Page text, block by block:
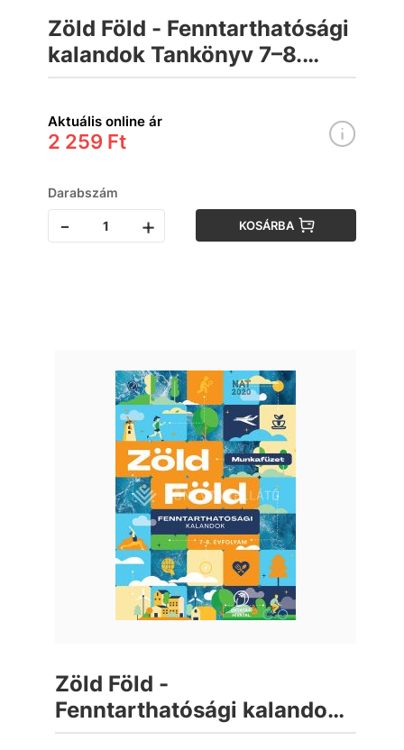
Zöld Föld - Fenntarthatósági
kalandok Tankönyv 7–8.
évfolyam
Aktuális online ár
2 259 Ft
Darabszám
- + KOSÁRBA
Zöld Föld -
Fenntarthatósági kalandok
Munkafüzet 7–8. évfolyam